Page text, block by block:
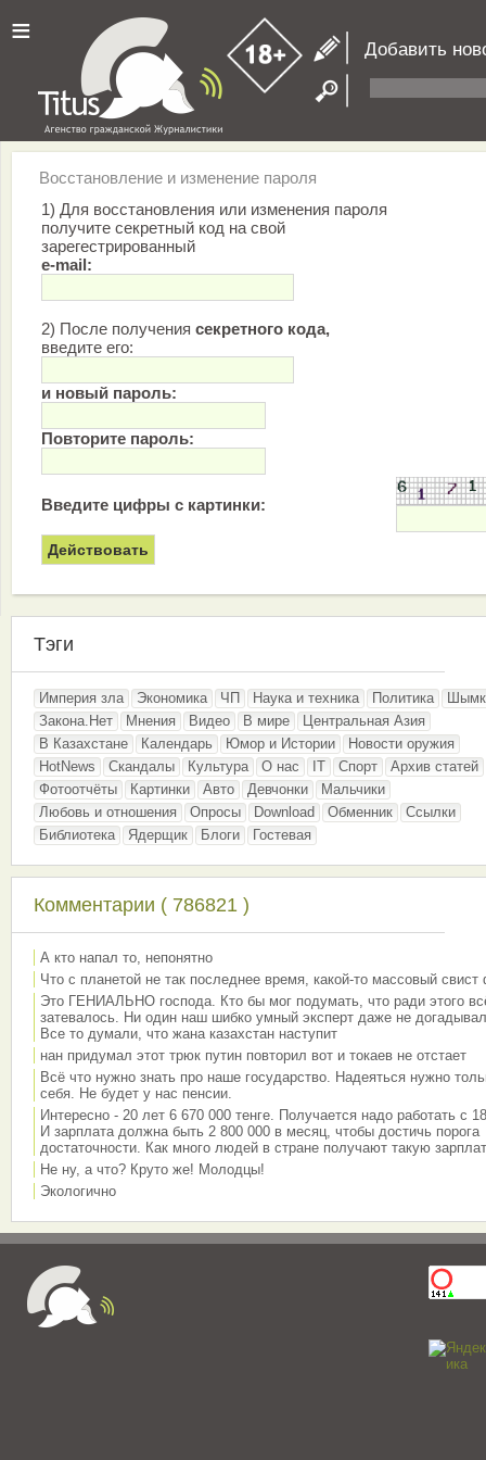
≡ Добавить
Восстановление и изменение пароля
1) Для восстановления или изменения пароля
получите секретный код на свой
зарегестрированный
e-mail:
2) После получения секретного кода,
введите его:
и новый пароль:
Повторите пароль:
Введите цифры с картинки:
Тэги
Империя зла Экономика ЧП Наука и техника Политика
Закона.Нет
Мнения Видео В мире
Центральная Азия
В Казахстане
Календарь Юмор и Истории
Новости оружия
HotNews
Скандалы Культура О нас IT Спорт
Архив статей
Фотоотчёты
Картинки Авто Девчонки
Мальчики
Любовь и отношения
Опросы Download Обменник
Ссылки
Библиотека
Ядерщик Блоги Гостевая
Комментарии ( 786821 )
А кто напал то, непонятно
Что с планетой не так последнее время, какой-то массовый свист
Это ГЕНИАЛЬНО господа. Кто бы мог подумать, что ради этого
затевалось. Ни один наш шибко умный эксперт даже не
Все то думали, что жана казахстан наступит
нан придумал этот трюк путин повторил вот и токаев не отстает
Всё что нужно знать про наше государство. Надеяться нужно
себя. Не будет у нас пенсии.
Интересно - 20 лет 6 670 000 тенге. Получается надо работать с
И зарплата должна быть 2 800 000 в месяц, чтобы достичь порога
достаточности. Как много людей в стране получают такую
Не ну, а что? Круто же! Молодцы!
Экологично